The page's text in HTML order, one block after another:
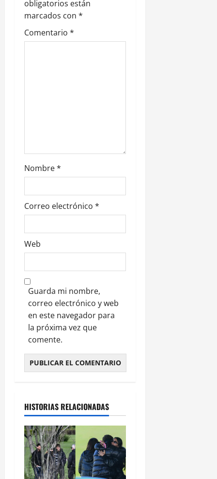
e
e
a
s
obligatorios están
marcados con *
Comentario *
Nombre*
Correo electrónico *
Web
Guarda mi nombre,
correo electrónico y web
en este navegador para
la próxima vez que
comente.
HISTORIAS RELACIONADAS